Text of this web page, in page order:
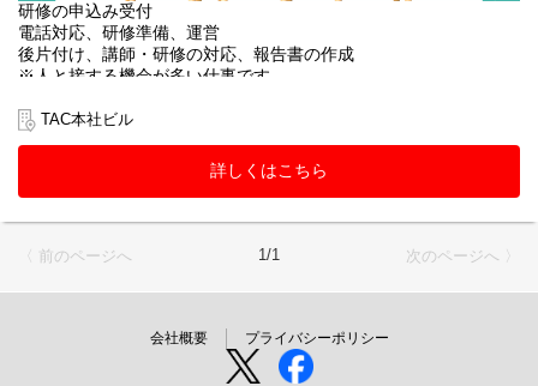
研修の申込み受付
電話対応、研修準備、運営
後片付け、講師・研修の対応、報告書の作成
※人と接する機会が多い仕事です。
・研修＆サポート体制も万全です。
※外部研修に伴う、出張あり（日帰り〜１泊程度）
TAC本社ビル
詳しくはこちら
〈 前のページへ 1/1 次のページへ 〉
会社概要 プライバシーポリシー